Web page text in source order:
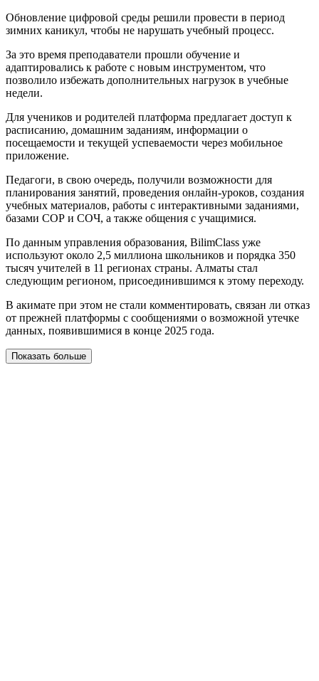
Обновление цифровой среды решили провести в период
зимних каникул, чтобы не нарушать учебный процесс.
За это время преподаватели прошли обучение и
адаптировались к работе с новым инструментом, что
позволило избежать дополнительных нагрузок в учебные
недели.
Для учеников и родителей платформа предлагает доступ к
расписанию, домашним заданиям, информации о
посещаемости и текущей успеваемости через мобильное
приложение.
Педагоги, в свою очередь, получили возможности для
планирования занятий, проведения онлайн-уроков, создания
учебных материалов, работы с интерактивными заданиями,
базами СОР и СОЧ, а также общения с учащимися.
По данным управления образования, BilimClass уже
используют около 2,5 миллиона школьников и порядка 350
тысяч учителей в 11 регионах страны. Алматы стал
следующим регионом, присоединившимся к этому переходу.
В акимате при этом не стали комментировать, связан ли отказ
от прежней платформы с сообщениями о возможной утечке
данных, появившимися в конце 2025 года.
Показать больше